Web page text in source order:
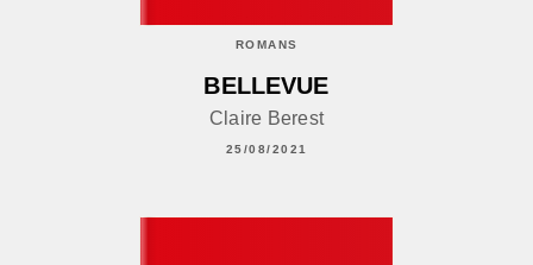
ROMANS
BELLEVUE
Claire Berest
25/08/2021